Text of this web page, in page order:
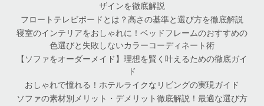
ザインを徹底解説
フロートテレビボードとは？高さの基準と選び方を徹底解説
寝室のインテリアをおしゃれに！ベッドフレームのおすすめの
色選びと失敗しないカラーコーディネート術
【ソファをオーダーメイド】理想を賢く叶えるための徹底ガイ
ド
おしゃれで憧れる！ホテルライクなリビングの実現ガイド
ソファの素材別メリット・デメリット徹底解説！最適な選び方